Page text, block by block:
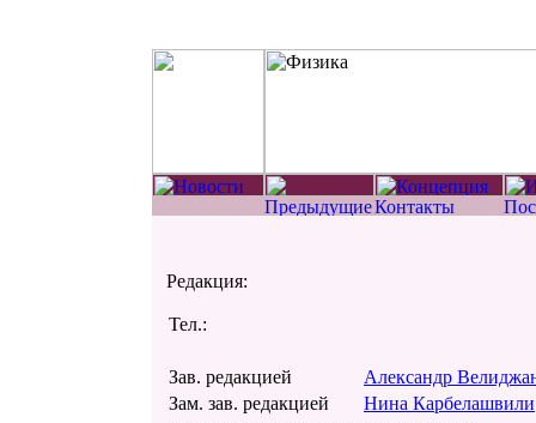
Редакция:
Тел.:
Зав. редакцией
Александр
Зам. зав. редакцией
Нина Карбелашвили